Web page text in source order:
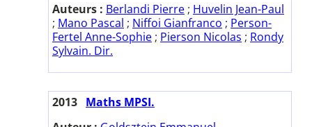
Auteurs : Berlandi Pierre ; Huvelin Jean-Paul
; Mano Pascal ; Niffoi Gianfranco ; Person-
Fertel Anne-Sophie ; Pierson Nicolas ; Rondy
Sylvain. Dir.
2013 Maths MPSI.